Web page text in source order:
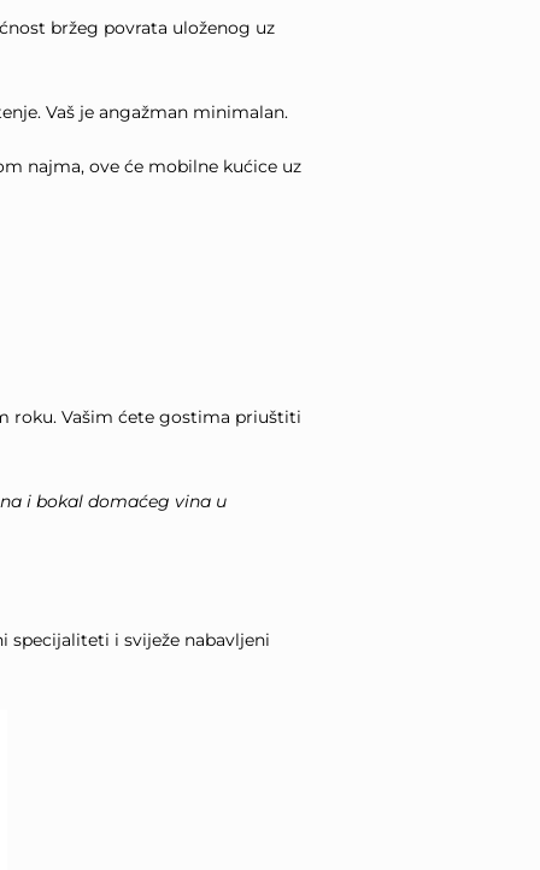
bržeg povrata uloženog uz
Vaš je angažman minimalan.
najma, ove će mobilne kućice uz
roku. Vašim ćete gostima priuštiti
i bokal domaćeg vina u
specijaliteti i sviježe nabavljeni